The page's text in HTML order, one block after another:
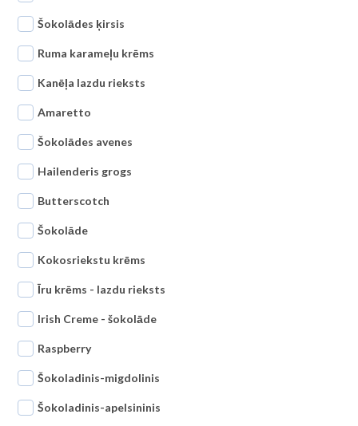
Šokolādes ķirsis
Ruma karameļu krēms
Kanēļa lazdu rieksts
Amaretto
Šokolādes avenes
Hailenderis grogs
Butterscotch
Šokolāde
Kokosriekstu krēms
Īru krēms - lazdu rieksts
Irish Creme - šokolāde
Raspberry
Šokoladinis-migdolinis
Šokoladinis-apelsininis